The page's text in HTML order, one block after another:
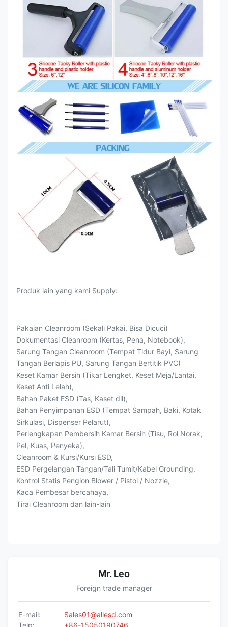
Produk lain yang kami Supply:
Pakaian Cleanroom (Sekali Pakai, Bisa Dicuci)
Dokumentasi Cleanroom (Kertas, Pena, Notebook),
Sarung Tangan Cleanroom (Tempat Tidur Bayi, Sarung
Tangan Berlapis PU, Sarung Tangan Bertitik PVC)
Keset Kamar Bersih (Tikar Lengket, Keset Meja/Lantai,
Keset Anti Lelah),
Bahan Paket ESD (Tas, Kaset dll),
Bahan Penyimpanan ESD (Tempat Sampah, Baki, Kotak
Sirkulasi, Dispenser Pelarut),
Perlengkapan Pembersih Kamar Bersih (Tisu, Rol Norak,
Pel, Kuas, Penyeka),
Cleanroom & Kursi/Kursi ESD,
ESD Pergelangan Tangan/Tali Tumit/Kabel Grounding.
Kontrol Statis Pengion Blower / Pistol / Nozzle,
Kaca Pembesar bercahaya,
Tirai Cleanroom dan lain-lain
Mr. Leo
Foreign trade manager
E-mail:
Sales01@allesd.com